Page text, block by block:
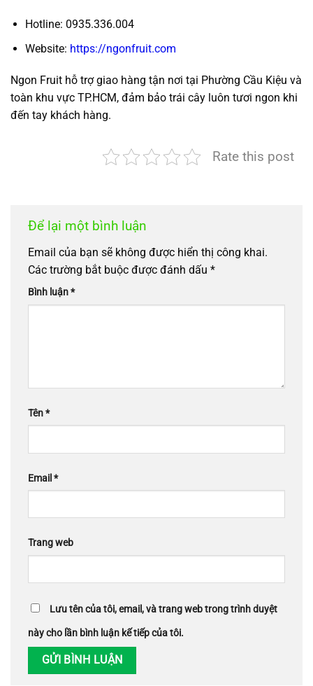
Hotline: 0935.336.004
Website: https://ngonfruit.com
Ngon Fruit hỗ trợ giao hàng tận nơi tại Phường Cầu Kiệu và
toàn khu vực TP.HCM, đảm bảo trái cây luôn tươi ngon khi
đến tay khách hàng.
Rate this post
Để lại một bình luận
Email của bạn sẽ không được hiển thị công khai.
Các trường bắt buộc được đánh dấu *
Bình luận*
Tên*
Email *
Trang web
Lưu tên của tôi, email, và trang web trong trình duyệt
này cho lần bình luận kế tiếp của tôi.